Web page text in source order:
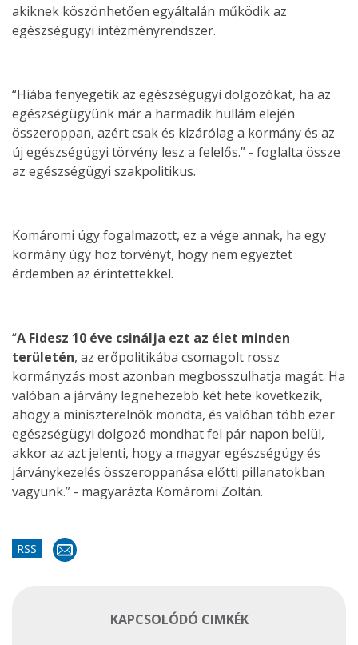
akiknek köszönhetően egyáltalán működik az
egészségügyi intézményrendszer.
“Hiába fenyegetik az egészségügyi dolgozókat, ha az
egészségügyünk már a harmadik hullám elején
összeroppan, azért csak és kizárólag a kormány és az
új egészségügyi törvény lesz a felelős.” - foglalta össze
az egészségügyi szakpolitikus.
Komáromi úgy fogalmazott, ez a vége annak, ha egy
kormány úgy hoz törvényt, hogy nem egyeztet
érdemben az érintettekkel.
“A Fidesz 10 éve csinálja ezt az élet minden
területén, az erőpolitikába csomagolt rossz
kormányzás most azonban megbosszulhatja magát. Ha
valóban a járvány legnehezebb két hete következik,
ahogy a miniszterelnök mondta, és valóban több ezer
egészségügyi dolgozó mondhat fel pár napon belül,
akkor az azt jelenti, hogy a magyar egészségügy és
járványkezelés összeroppanása előtti pillanatokban
vagyunk.” - magyarázta Komáromi Zoltán.
RSS
KAPCSOLÓDÓ CIMKÉK